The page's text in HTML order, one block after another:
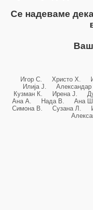
Се надеваме
Игор С. Христо Х.
Илија Ј.
Кузман К. Ирена Ј.
Ана А. Нада В. Ана
Симона В. Сузана Л.